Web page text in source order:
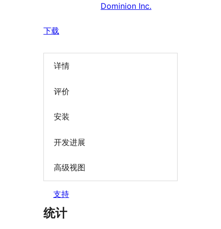
Dominion Inc.
下载
详情
评价
安装
开发进展
高级视图
支持
统计